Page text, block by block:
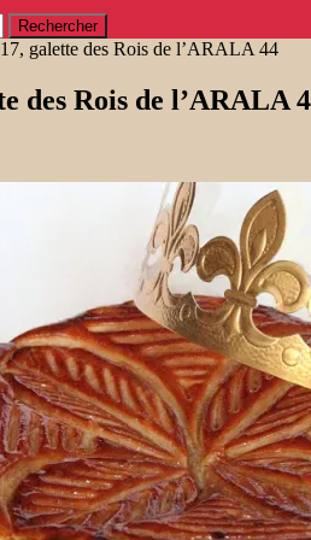
galette des Rois de l’ARALA 44
des Rois de l’ARALA